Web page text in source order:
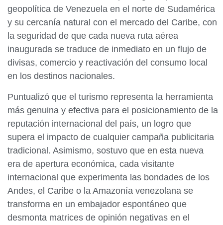
geopolítica de Venezuela en el norte de Sudamérica
y su cercanía natural con el mercado del Caribe, con
la seguridad de que cada nueva ruta aérea
inaugurada se traduce de inmediato en un flujo de
divisas, comercio y reactivación del consumo local
en los destinos nacionales.
Puntualizó que el turismo representa la herramienta
más genuina y efectiva para el posicionamiento de la
reputación internacional del país, un logro que
supera el impacto de cualquier campaña publicitaria
tradicional. Asimismo, sostuvo que en esta nueva
era de apertura económica, cada visitante
internacional que experimenta las bondades de los
Andes, el Caribe o la Amazonía venezolana se
transforma en un embajador espontáneo que
desmonta matrices de opinión negativas en el